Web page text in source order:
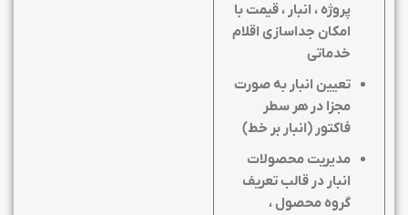
پروژه ، انبار ، قیمت با
امکان جداسازی اقلام
خدماتی
تعیین انبار به صورت
مجزا در هر سطر
فاکتور (انبار بر خط)
مدیریت محصولات
انبار در قالب تعریف
گروه محصول ،